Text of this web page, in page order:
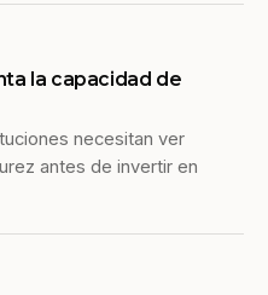
la capacidad de
necesitan ver
antes de invertir en